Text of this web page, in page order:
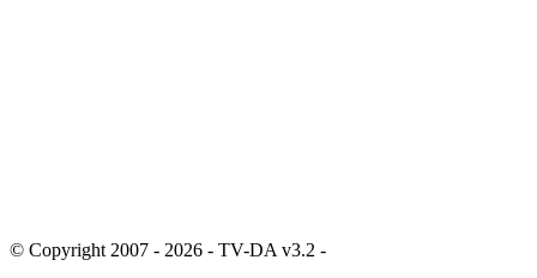
© Copyright 2007 - 2026 - TV-DA v3.2 -